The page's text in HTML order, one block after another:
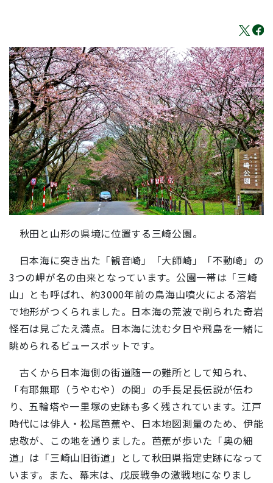
秋田と山形の県境に位置する三崎公園。
日本海に突き出た「観音崎」「大師崎」「不動崎」の
3つの岬が名の由来となっています。公園一帯は「三崎
山」とも呼ばれ、約3000年前の鳥海山噴火による溶岩
で地形がつくられました。日本海の荒波で削られた奇岩
怪石は見ごたえ満点。日本海に沈む夕日や飛島を一緒に
眺められるビュースポットです。
古くから日本海側の街道随一の難所として知られ、
「有耶無耶（うやむや）の関」の手長足長伝説が伝わ
り、五輪塔や一里塚の史跡も多く残されています。江戸
時代には俳人・松尾芭蕉や、日本地図測量のため、伊能
忠敬が、この地を通りました。芭蕉が歩いた「奥の細
道」は「三崎山旧街道」として秋田県指定史跡になって
います。また、幕末は、戊辰戦争の激戦地になりまし